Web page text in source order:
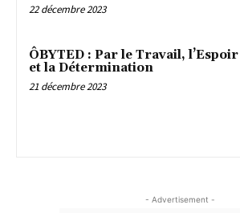
22 décembre 2023
ÔBYTED : Par le Travail, l’Espoir
et la Détermination
21 décembre 2023
- Advertisement -